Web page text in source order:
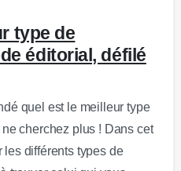
type de
éditorial, défilé
quel est le meilleur type
cherchez plus ! Dans cet
différents types de